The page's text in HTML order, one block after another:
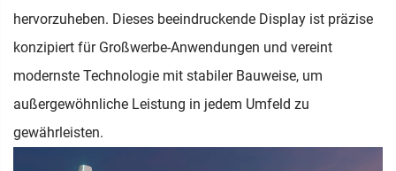
hervorzuheben. Dieses beeindruckende Display ist präzise
konzipiert für Großwerbe-Anwendungen und vereint
modernste Technologie mit stabiler Bauweise, um
außergewöhnliche Leistung in jedem Umfeld zu
gewährleisten.